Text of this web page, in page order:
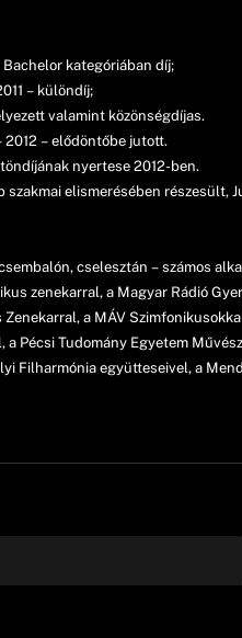
Bachelor kategóriában díj;
– különdíj;
valamint közönségdíjas.
2012 – elődöntőbe jutott.
nyertese 2012-ben.
elismerésében részesült,
cselesztán – számos
zenekarral, a Magyar Rádió
a MÁV
Pécsi Tudomány Egyetem
Filharmónia együtteseivel, a